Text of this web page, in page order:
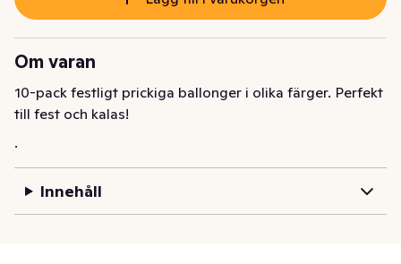
Om varan
10-pack festligt prickiga ballonger i olika färger. Perfekt
till fest och kalas!
.
Innehåll